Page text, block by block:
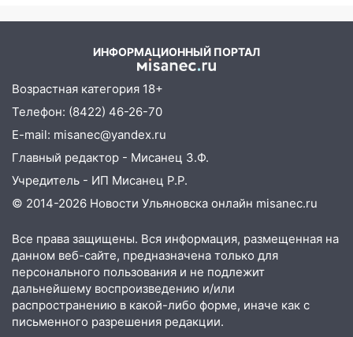
упавшее дерево или затопленную улицу
В Новом городе ураганным
ветром сорвало опалубку со
строящегося дома
13:54 В мэрии Ульяновска рассказали,
как устраняют последствия мощного
шторма
13:49 Стихия продолжает крушить
Орджоникидзе
13:47 На Нижней Террасе мощным
ветром вырвало дерево с корнем
13:46 Сильный ветер сорвал крышу с
СТО на проспекте Созидателей
ИНФОРМАЦИОННЫЙ ПОРТАЛ
Возрастная категория 18+
Телефон: (8422) 46-26-70
E-mail: misanec@yandex.ru
Главный редактор - Мисанец З.Ф.
Учредитель - ИП Мисанец Р.Р.
© 2014-2026 Новости Ульяновска онлайн misanec.ru
Все права защищены. Вся информация, размещенная на
данном веб-сайте, предназначена только для
персонального пользования и не подлежит
дальнейшему воспроизведению и/или
распространению в какой-либо форме, иначе как с
письменного разрешения редакции.